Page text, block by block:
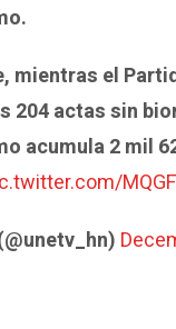
mientras el
204 actas sin
acumula 2 mil